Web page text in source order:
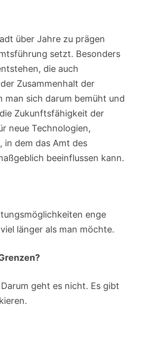
über Jahre zu prägen
setzt. Besonders
die auch
Zusammenhalt der
man sich darum bemüht und
Zukunftsfähigkeit der
neue Technologien,
in dem das Amt des
beeinflussen kann.
enge
länger als man möchte.
geht es nicht. Es gibt